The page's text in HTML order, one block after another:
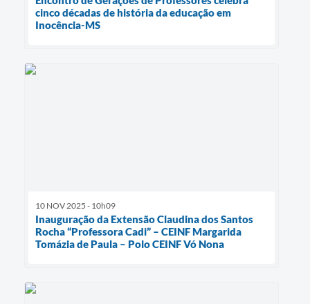
cinco décadas de história da educação em
Inocência-MS
10 NOV 2025 - 10h09
Inauguração da Extensão Claudina dos Santos
Rocha “Professora Cadi” – CEINF Margarida
Tomázia de Paula – Polo CEINF Vó Nona